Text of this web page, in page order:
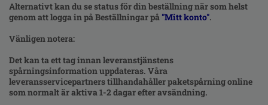
Alternativt kan du se status för din beställning när som helst
genom att logga in på Beställningar på "Mitt konto".
Vänligen notera:
Det kan ta ett tag innan leveranstjänstens
spårningsinformation uppdateras. Våra
leveransservicepartners tillhandahåller paketspårning online
som normalt är aktiva 1-2 dagar efter avsändning.